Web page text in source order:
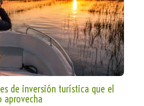
de inversión turística que el
aprovecha